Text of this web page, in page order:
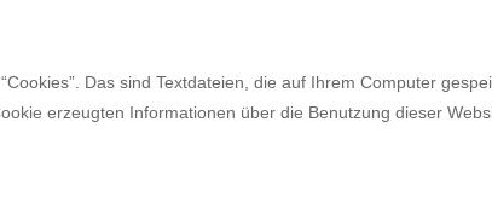
Das sind Textdateien, die auf Ihrem Computer
erzeugten Informationen über die Benutzung dieser